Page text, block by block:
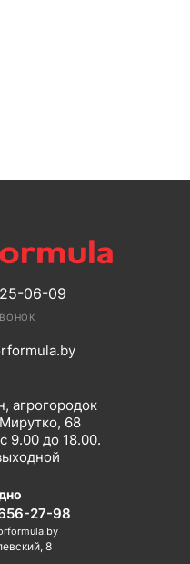
06-09
агрогородок
68
9.00 до 18.00.
27-98
8